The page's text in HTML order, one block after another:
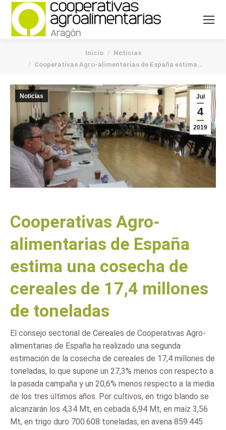
Inicio
Noticias
Cooperativas Agro-alimentarias de España estima…
Jul
4
2019
Noticias
Cooperativas Agro-
alimentarias de España
estima una cosecha de
cereales de 17,4 millones
de toneladas
El consejo sectorial de Cereales de Cooperativas Agro-
alimentarias de España ha realizado una segunda
estimación de la cosecha de cereales de 17,4 millones de
toneladas, lo que supone un 27,3% menos con respecto a
la pasada campaña y un 20,6% menos respecto a la media
de los tres últimos años. Por cultivos, en trigo blando se
alcanzarán los 4,34 Mt, en cebada 6,94 Mt, en maíz 3,56
Mt, en trigo duro 700.608 toneladas, en avena 859.445